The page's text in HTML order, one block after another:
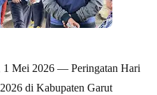
1 Mei 2026 — Peringatan Hari
di Kabupaten Garut